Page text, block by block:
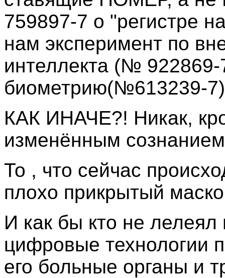
759897-7 о "регистре
нам эксперимент по
интеллекта (№ 922869-
биометрию(№613239-
КАК ИНАЧЕ?! Никак,
изменённым
То , что сейчас
плохо прикрытый
И как бы кто не
цифровые технологии
его больные органы и